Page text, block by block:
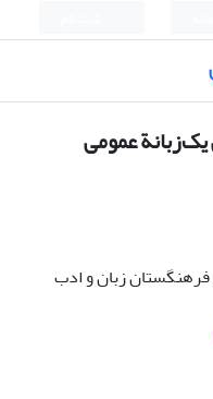
‌عمومی
زبان و ادب